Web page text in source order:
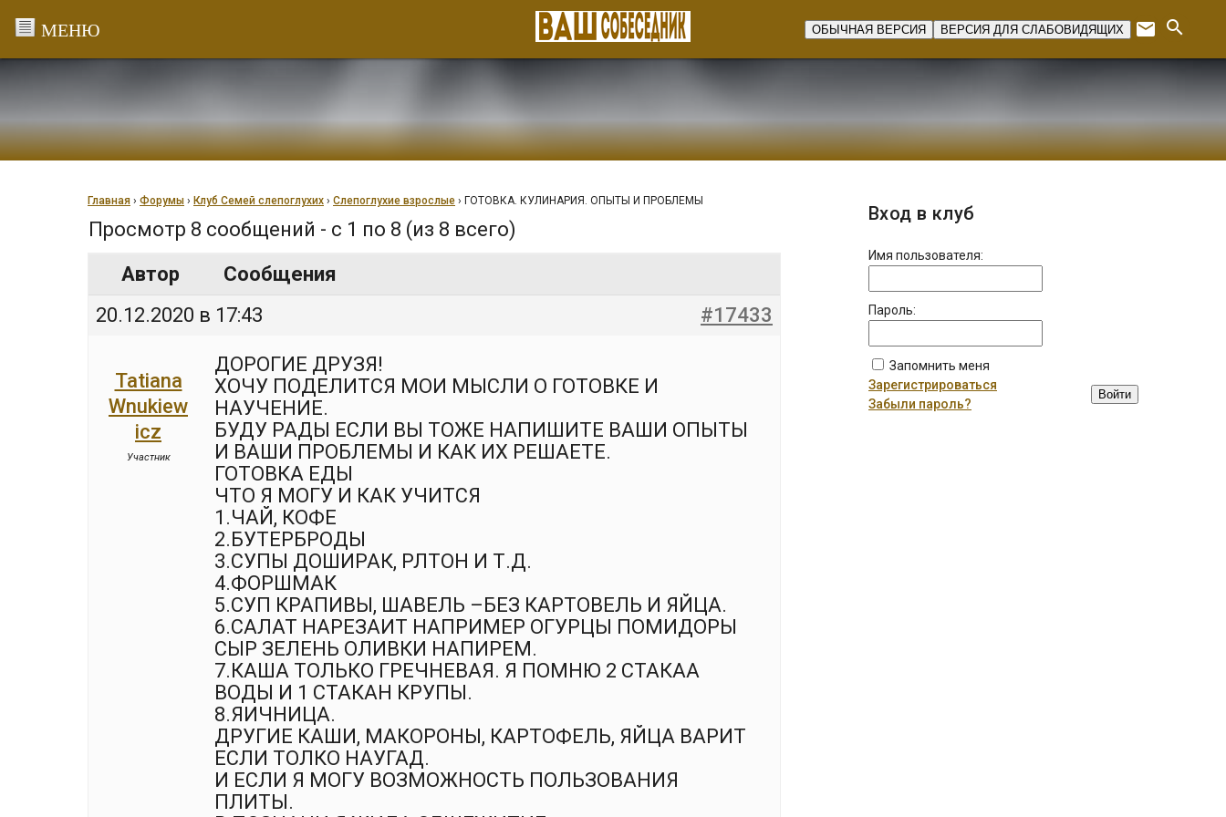
ОБЫЧНАЯ ВЕРСИЯ ВЕРСИЯ ДЛЯ СЛАБОВИДЯЩИХ email search
Главная › Форумы › Клуб Семей слепоглухих › Слепоглухие взрослые › ГОТОВКА. КУЛИНАРИЯ. ОПЫТЫ И ПРОБЛЕМЫ
Просмотр 8 сообщений - с 1 по 8 (из 8 всего)
Автор
Сообщения
20.12.2020 в 17:43
#17433
Tatiana
Wnukiew
icz
Участник
ДОРОГИЕ ДРУЗЯ!
ХОЧУ ПОДЕЛИТСЯ МОИ МЫСЛИ О ГОТОВКЕ И
НАУЧЕНИЕ.
БУДУ РАДЫ ЕСЛИ ВЫ ТОЖЕ НАПИШИТЕ ВАШИ ОПЫТЫ
И ВАШИ ПРОБЛЕМЫ И КАК ИХ РЕШАЕТЕ.
ГОТОВКА ЕДЫ
ЧТО Я МОГУ И КАК УЧИТСЯ
1.ЧАЙ, КОФЕ
2.БУТЕРБРОДЫ
3.СУПЫ ДОШИРАК, РЛТОН И Т.Д.
4.ФОРШМАК
5.СУП КРАПИВЫ, ШАВЕЛЬ –БЕЗ КАРТОВЕЛЬ И ЯЙЦА.
6.САЛАТ НАРЕЗАИТ НАПРИМЕР ОГУРЦЫ ПОМИДОРЫ
СЫР ЗЕЛЕНЬ ОЛИВКИ НАПИРЕМ.
7.КАША ТОЛЬКО ГРЕЧНЕВАЯ. Я ПОМНЮ 2 СТАКАА
ВОДЫ И 1 СТАКАН КРУПЫ.
8.ЯИЧНИЦА.
ДРУГИЕ КАШИ, МАКОРОНЫ, КАРТОФЕЛЬ, ЯЙЦА ВАРИТ
ЕСЛИ ТОЛКО НАУГАД.
И ЕСЛИ Я МОГУ ВОЗМОЖНОСТЬ ПОЛЬЗОВАНИЯ
ПЛИТЫ.
Вход в клуб
Имя пользователя:
Пароль:
Запомнить меня
Войти
Зарегистрироваться
Забыли пароль?